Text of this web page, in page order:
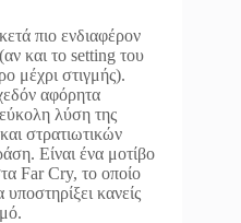
πιο ενδιαφέρον
και το setting του
μέχρι στιγμής).
αφόρητα
λύση της
στρατιωτικών
Είναι ένα μοτίβο
Far Cry, το οποίο
κανείς